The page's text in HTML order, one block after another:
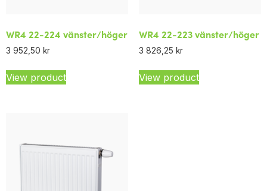
WR4 22-224 vänster/höger
3 952,50 kr
View product
WR4 22-223 vänster/höger
3 826,25 kr
View product